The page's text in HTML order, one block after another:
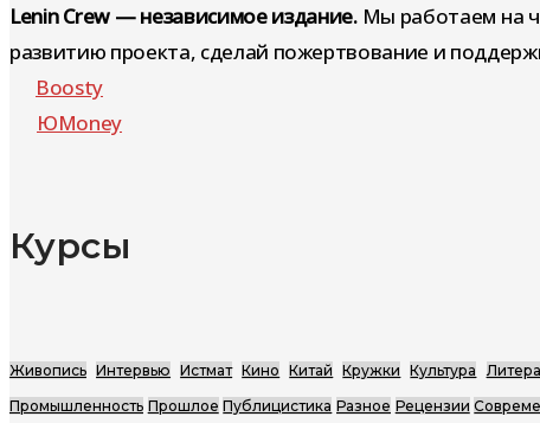
Lenin Crew — независимое издание.Мы работаем на
развитию проекта, сделай пожертвование и
Boosty
ЮMoney
Курсы
Живопись Интервью Истмат Кино Китай Кружки Культура
Промышленность Прошлое Публицистика Разное Рецензии